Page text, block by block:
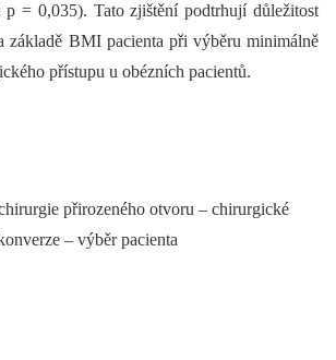
= 0,035). Tato zjištění podtrhují důležitost
základě BMI pacienta při výběru minimálně
přístupu u obézních pacientů.
přirozeného otvoru – chirurgické
– výběr pacienta